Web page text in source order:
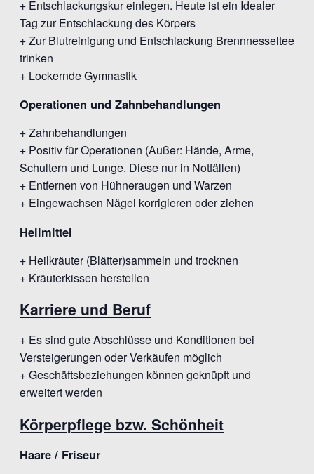
+ Entschlackungskur einlegen. Heute ist ein Idealer
Tag zur Entschlackung des Körpers
+ Zur Blutreinigung und Entschlackung Brennnesseltee
trinken
+ Lockernde Gymnastik
Operationen und Zahnbehandlungen
+ Zahnbehandlungen
+ Positiv für Operationen (Außer: Hände, Arme,
Schultern und Lunge. Diese nur in Notfällen)
+ Entfernen von Hühneraugen und Warzen
+ Eingewachsen Nägel korrigieren oder ziehen
Heilmittel
+ Heilkräuter (Blätter)sammeln und trocknen
+ Kräuterkissen herstellen
Karriere und Beruf
+ Es sind gute Abschlüsse und Konditionen bei
Versteigerungen oder Verkäufen möglich
+ Geschäftsbeziehungen können geknüpft und
erweitert werden
Körperpflege bzw. Schönheit
Haare / Friseur